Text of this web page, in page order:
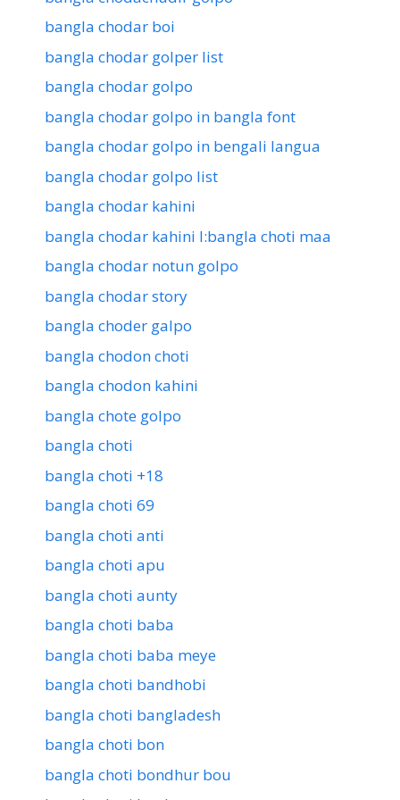
bangla chodar boi
bangla chodar golper list
bangla chodar golpo
bangla chodar golpo in bangla font
bangla chodar golpo in bengali langua
bangla chodar golpo list
bangla chodar kahini
bangla chodar kahini l:bangla choti maa
bangla chodar notun golpo
bangla chodar story
bangla choder galpo
bangla chodon choti
bangla chodon kahini
bangla chote golpo
bangla choti
bangla choti +18
bangla choti 69
bangla choti anti
bangla choti apu
bangla choti aunty
bangla choti baba
bangla choti baba meye
bangla choti bandhobi
bangla choti bangladesh
bangla choti bon
bangla choti bondhur bou